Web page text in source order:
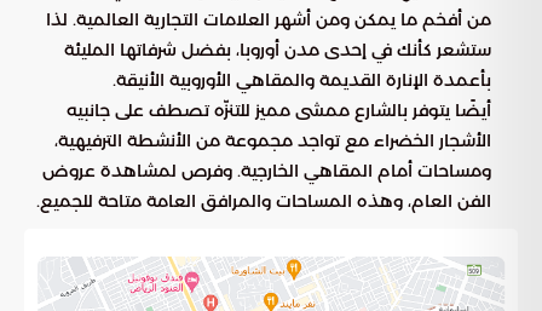
من أفخم ما يمكن ومن أشهر العلامات التجارية العالمية. لذا
ستشعر كأنك في إحدى مدن أوروبا، بفضل شرفاتها المليئة
بأعمدة الإنارة القديمة والمقاهي الأوروبية الأنيقة.
أيضًا يتوفر بالشارع ممشى مميز للتنزّه تصطف على جانبيه
الأشجار الخضراء مع تواجد مجموعة من الأنشطة الترفيهية،
ومساحات أمام المقاهي الخارجية. وفرص لمشاهدة عروض
الفن العام، وهذه المساحات والمرافق العامة متاحة للجميع.